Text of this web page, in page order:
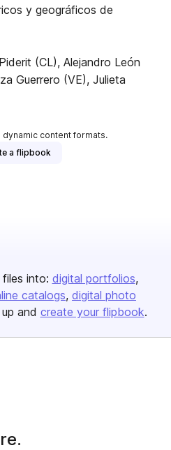
y geográficos de
(CL), Alejandro León
Guerrero (VE), Julieta
dynamic content formats.
a flipbook
into: digital portfolios
catalogs digital photo
and create your flipbook.